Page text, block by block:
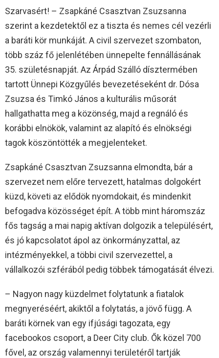
Szarvasért! – Zsapkáné Csasztvan Zsuzsanna
szerint a kezdetektől ez a tiszta és nemes cél vezérli
a baráti kör munkáját. A civil szervezet szombaton,
több száz fő jelenlétében ünnepelte fennállásának
35. születésnapját. Az Árpád Szálló dísztermében
tartott Ünnepi Közgyűlés bevezetéseként dr. Dósa
Zsuzsa és Timkó János a kulturális műsorát
hallgathatta meg a közönség, majd a regnáló és
korábbi elnökök, valamint az alapító és elnökségi
tagok köszöntötték a megjelenteket.
Zsapkáné Csasztvan Zsuzsanna elmondta, bár a
szervezet nem előre tervezett, hatalmas dolgokért
küzd, követi az elődök nyomdokait, és mindenkit
befogadva közösséget épít. A több mint háromszáz
fős tagság a mai napig aktívan dolgozik a településért,
és jó kapcsolatot ápol az önkormányzattal, az
intézményekkel, a többi civil szervezettel, a
vállalkozói szférából pedig többek támogatását élvezi.
– Nagyon nagy küzdelmet folytatunk a fiatalok
megnyeréséért, akiktől a folytatás, a jövő függ. A
baráti körnek van egy ifjúsági tagozata, egy
facebookos csoport, a Deer City club. Ők közel 700
fővel, az ország valamennyi területéről tartják